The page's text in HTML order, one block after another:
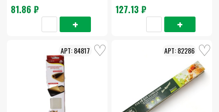
81.86 ₽ 127.13 ₽
84817 82286